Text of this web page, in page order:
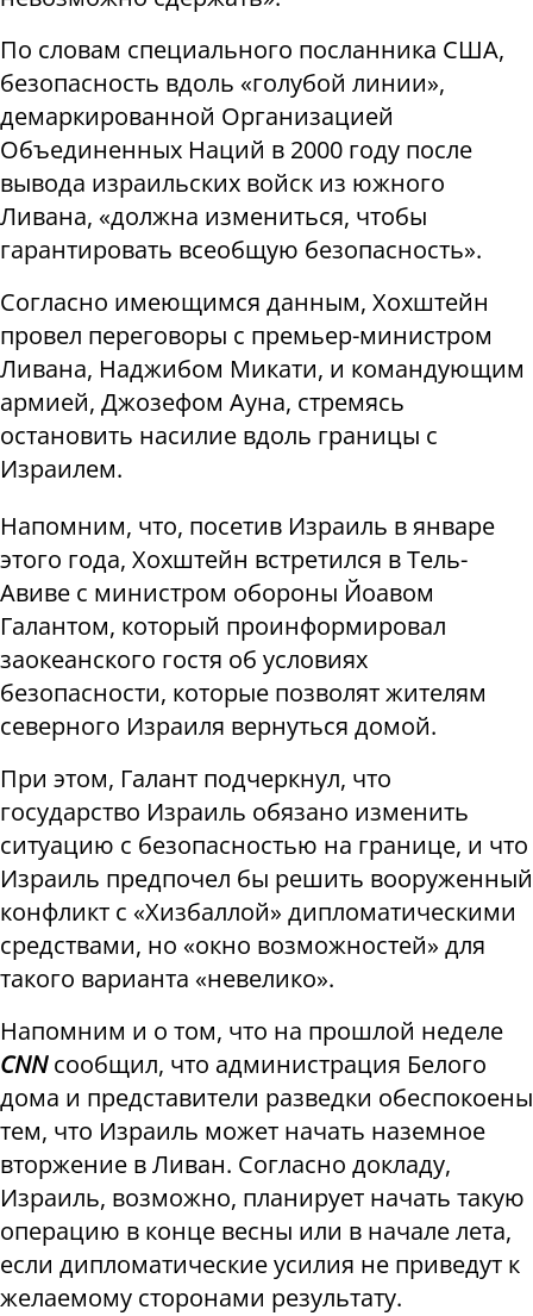
По словам специального посланника США,
безопасность вдоль «голубой линии»,
демаркированной Организацией
Объединенных Наций в 2000 году после
вывода израильских войск из южного
Ливана, «должна измениться, чтобы
гарантировать всеобщую безопасность».
Согласно имеющимся данным, Хохштейн
провел переговоры с премьер-министром
Ливана, Наджибом Микати, и командующим
армией, Джозефом Ауна, стремясь
остановить насилие вдоль границы с
Израилем.
Напомним, что, посетив Израиль в январе
этого года, Хохштейн встретился в Тель-
Авиве с министром обороны Йоавом
Галантом, который проинформировал
заокеанского гостя об условиях
безопасности, которые позволят жителям
северного Израиля вернуться домой.
При этом, Галант подчеркнул, что
государство Израиль обязано изменить
ситуацию с безопасностью на границе, и что
Израиль предпочел бы решить вооруженный
конфликт с «Хизбаллой» дипломатическими
средствами, но «окно возможностей» для
такого варианта «невелико».
Напомним и о том, что на прошлой неделе
CNNсообщил, что администрация Белого
дома и представители разведки обеспокоены
тем, что Израиль может начать наземное
вторжение в Ливан. Согласно докладу,
Израиль, возможно, планирует начать такую
операцию в конце весны или в начале лета,
если дипломатические усилия не приведут к
желаемому сторонами результату.